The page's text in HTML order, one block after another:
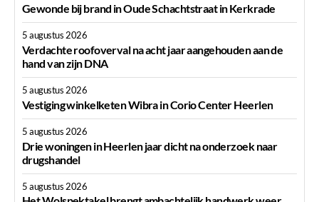
Gewonde bij brand in Oude Schachtstraat in Kerkrade
5 augustus 2026
Verdachte roofoverval na acht jaar aangehouden aan de
hand van zijn DNA
5 augustus 2026
Vestiging winkelketen Wibra in Corio Center Heerlen
5 augustus 2026
Drie woningen in Heerlen jaar dicht na onderzoek naar
drugshandel
5 augustus 2026